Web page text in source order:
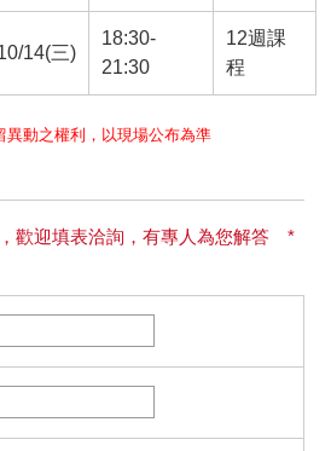
14(三)
18:30-
21:30
12週課
程
動之權利，以現場公布為準
歡迎填表洽詢，有專人為您解答 *